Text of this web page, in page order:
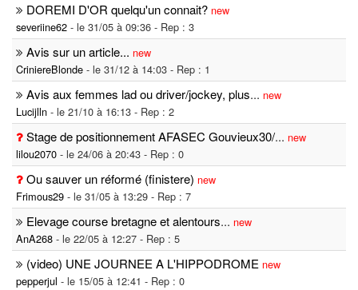
DOREMI D'OR quelqu'un connait? new
severiine62 - le 31/05 à 09:36 - Rep : 3
Avis sur un article... new
CriniereBlonde - le 31/12 à 14:03 - Rep : 1
Avis aux femmes lad ou driver/jockey, plus... new
Lucijlln - le 21/10 à 16:13 - Rep : 2
Stage de positionnement AFASEC Gouvieux30/... new
lilou2070 - le 24/06 à 20:43 - Rep : 0
Ou sauver un réformé (finistere) new
Frimous29 - le 31/05 à 13:29 - Rep : 7
Elevage course bretagne et alentours... new
AnA268 - le 22/05 à 12:27 - Rep : 5
(video) UNE JOURNEE A L'HIPPODROME new
pepperjul - le 15/05 à 12:41 - Rep : 0